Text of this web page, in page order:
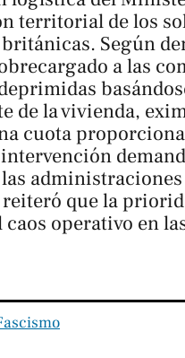
territorial de los
Según
a las
de la vivienda,
cuota
administraciones
que la
operativo en